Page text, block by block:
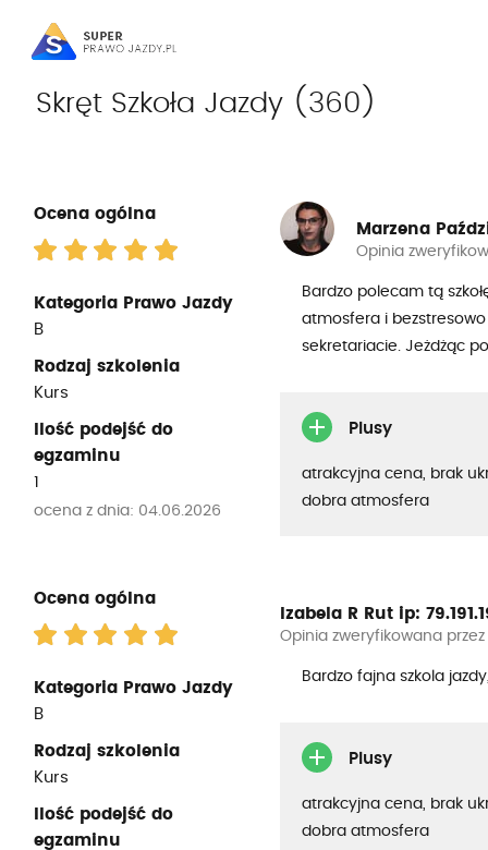
Skręt Szkoła Jazdy (360)
Ocena ogólna
Kategoria Prawo Jazdy
B
Rodzaj szkolenia
Kurs
Ilość podejść do
egzaminu
1
ocena z dnia: 04.06.2026
Marzena
Opinia
Bardzo polecam tą
atmosfera i
sekretariacie. Jeżdżąc
Plusy
atrakcyjna cena, brak
dobra atmosfera
Ocena ogólna
Kategoria Prawo Jazdy
B
Rodzaj szkolenia
Kurs
Ilość podejść do
egzaminu
Izabela R Rut ip:
Opinia zweryfikowana
Bardzo fajna szkola
Plusy
atrakcyjna cena, brak
dobra atmosfera